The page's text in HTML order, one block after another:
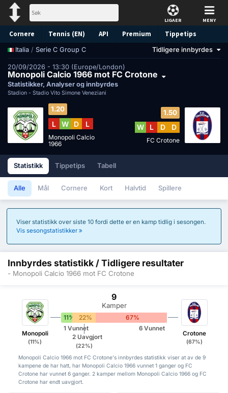
LIGAER MENY
Cornere Tennis (EN) API Premium Tippetips
Italia / Serie C Group C Tidligere innbyrdes
20/09/2026 - 13:30 (Europe/London)
Monopoli Calcio 1966 mot FC Crotone
Statistikker, Analyser og innbyrdes
Stadion - Stadio Vito Simone Veneziani
1.20
L W D L
Monopoli Calcio
1966
1.50
W L D D
FC Crotone
Statistikk Tippetips Tabell
Alle Mål Cornere Kort Halvtid Spillere
Viser statistikk over siste 10 fordi dette er en kamp tidlig i sesongen.
Vis sesongstatistikker
Innbyrdes statistikk / Tidligere resultater
- Monopoli Calcio 1966 mot FC Crotone
Monopoli
(11%)
9
Kamper
11% 22% 67%
1 Vunnet
2 Uavgjort
(22%)
6 Vunnet
Crotone
(67%)
Monopoli Calcio 1966 mot FC Crotone's innbyrdes statistikk viser at av de 9
kampene de har hatt, har Monopoli Calcio 1966 vunnet 1 ganger og FC
Crotone har vunnet 6 ganger. 2 kamper mellom Monopoli Calcio 1966 og FC
Crotone har endt uavgjort.